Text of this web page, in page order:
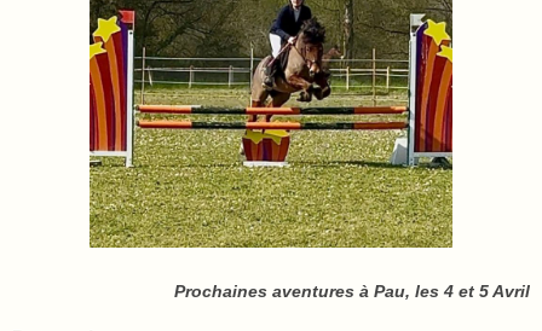
Prochaines aventures à Pau, les 4 et 5 Avril